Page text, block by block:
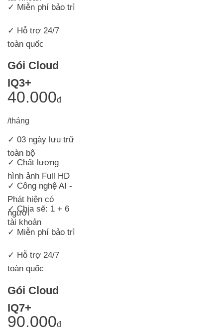
✓ Miễn phí bảo trì
✓ Hỗ trợ 24/7
toàn quốc
Gói Cloud
IQ3+
40.000đ
/tháng
✓ 03 ngày lưu trữ
toàn bộ
✓ Chất lượng
hình ảnh Full HD
✓ Công nghệ AI -
Phát hiện có
người
✓ Chia sẽ: 1 + 6
tài khoản
✓ Miễn phí bảo trì
✓ Hỗ trợ 24/7
toàn quốc
Gói Cloud
IQ7+
90.000đ